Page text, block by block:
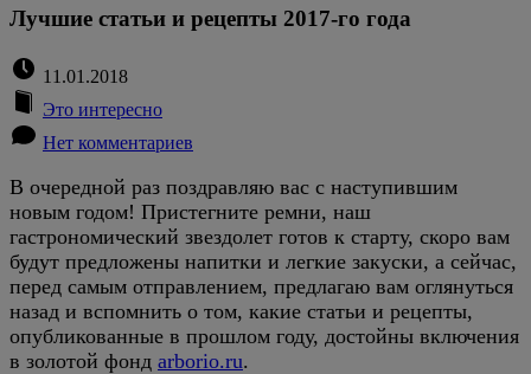
Лучшие статьи и рецепты 2017-го года
11.01.2018
Это интересно
Нет комментариев
В очередной раз поздравляю вас с наступившим
новым годом! Пристегните ремни, наш
гастрономический звездолет готов к старту, скоро вам
будут предложены напитки и легкие закуски, а сейчас,
перед самым отправлением, предлагаю вам оглянуться
назад и вспомнить о том, какие статьи и рецепты,
опубликованные в прошлом году, достойны включения
в золотой фонд arborio.ru.